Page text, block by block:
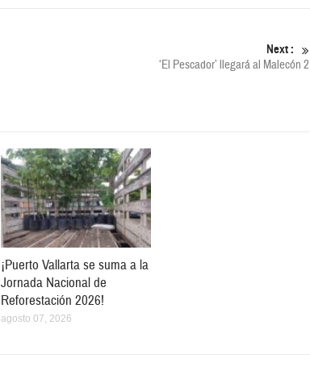
Next :
‘El Pescador’ llegará al Malecón 2
¡Puerto Vallarta se suma a la
Jornada Nacional de
Reforestación 2026!
agosto 07, 2026